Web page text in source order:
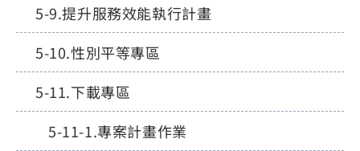
提升服務效能執行計畫
性別平等專區
下載專區
專案計畫作業